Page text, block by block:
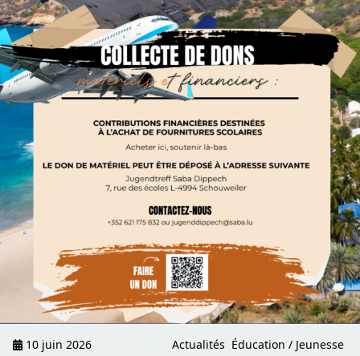
10 juin 2026 Actualités Éducation / Jeunesse